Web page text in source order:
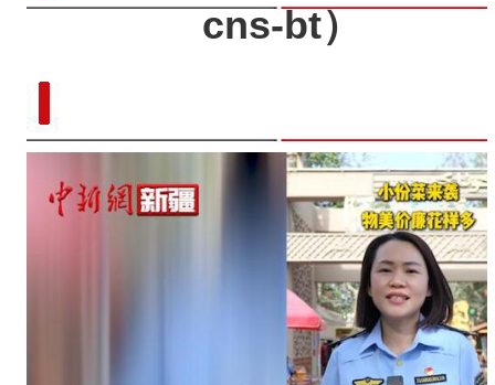
cns-bt）